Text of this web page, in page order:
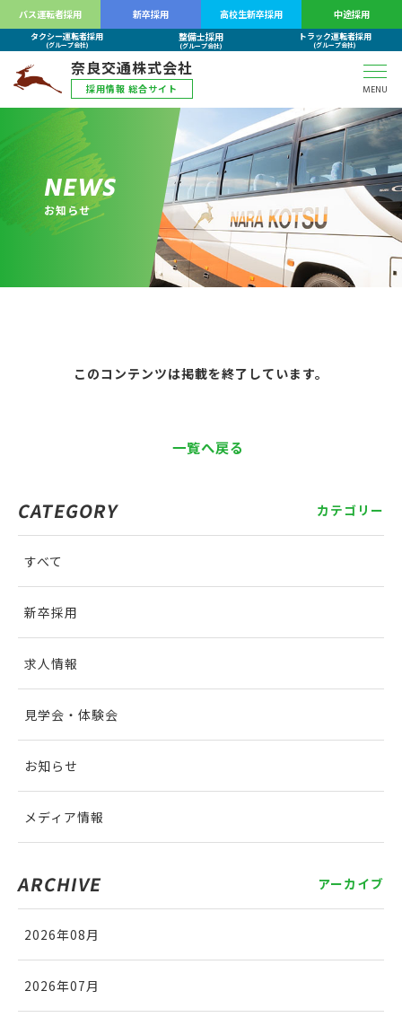
MENU
奈良交通株式会社
採用情報 総合サイト
バス運転者採用 新卒採用 高校生新卒採用 中途採用
タクシー運転者採用
(グループ会社)
整備士採用
(グループ会社)
トラック運転者採用
(グループ会社)
NEWS
お知らせ
このコンテンツは掲載を終了しています。
一覧へ戻る
CATEGORY カテゴリー
すべて
新卒採用
求人情報
見学会・体験会
お知らせ
メディア情報
ARCHIVE アーカイブ
2026年08月
2026年07月